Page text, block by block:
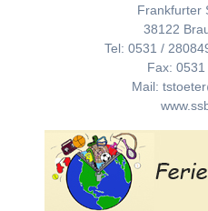
Frankfurter
38122
Tel: 0531 /
Fax:
Mail: